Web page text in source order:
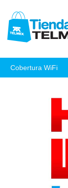
Cobertura WiFi